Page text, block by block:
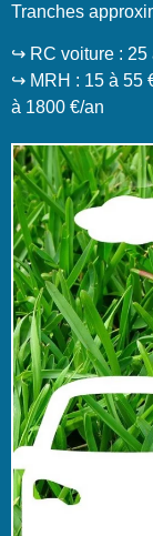
Tranches
↪️ RC voiture : 25
↪️ MRH : 15 à 55
à 1800 €/an